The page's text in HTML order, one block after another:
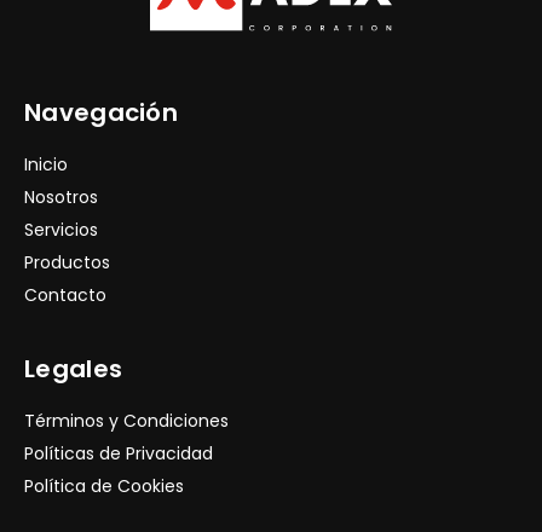
Navegación
Inicio
Nosotros
Servicios
Productos
Contacto
Legales
Términos y Condiciones
Políticas de Privacidad
Política de Cookies